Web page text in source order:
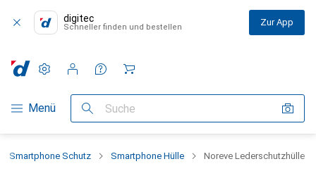
digitec
Schneller finden und bestellen Zur App
Navigation nach Kategorien
Menü Suche
Einstellungen
Kundenkonto
Vergleichslisten
Merklisten
Warenkorb
Smartphone Schutz Smartphone Hülle Noreve Lederschutzhülle